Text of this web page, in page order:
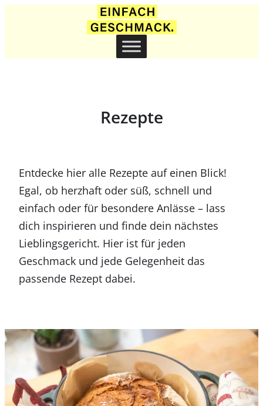
Rezepte
Entdecke hier alle Rezepte auf einen Blick!
Egal, ob herzhaft oder süß, schnell und
einfach oder für besondere Anlässe – lass
dich inspirieren und finde dein nächstes
Lieblingsgericht. Hier ist für jeden
Geschmack und jede Gelegenheit das
passende Rezept dabei.